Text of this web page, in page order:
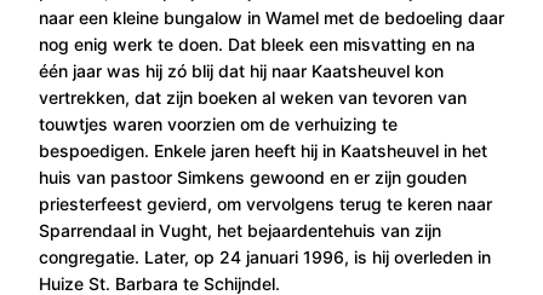
naar een kleine bungalow in Wamel met de bedoeling daar
nog enig werk te doen. Dat bleek een misvatting en na
één jaar was hij zó blij dat hij naar Kaatsheuvel kon
vertrekken, dat zijn boeken al weken van tevoren van
touwtjes waren voorzien om de verhuizing te
bespoedigen. Enkele jaren heeft hij in Kaatsheuvel in het
huis van pastoor Simkens gewoond en er zijn gouden
priesterfeest gevierd, om vervolgens terug te keren naar
Sparrendaal in Vught, het bejaardentehuis van zijn
congregatie. Later, op 24 januari 1996, is hij overleden in
Huize St. Barbara te Schijndel.